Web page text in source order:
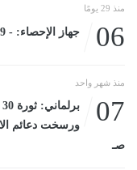
منذ 29 يومًا
06 جهاز الإحصاء: - 0.9% معدل التضخم الشهرى لشهر يونيو 2026
منذ شهر واحد
07
صـ